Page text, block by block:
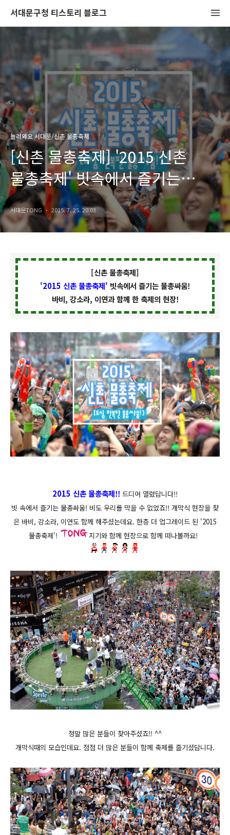
서대문구청 티스토리 블로그
놀러와요 서대문/신촌 물총축제
[신촌 물총축제] '2015 신촌
물총축제' 빗속에서 즐기는
물총싸움! 바비, 강소라, 이연과
함께 한 축제의 현장!
서대문TONG 2015. 7. 25. 20:03
[신촌 물총축제]
'2015 신촌 물총축제' 빗속에서 즐기는 물총싸움!
바비, 강소라, 이연과 함께 한 축제의 현장!
2015 신촌 물총축제!! 드디어 열렸답니다!!
빗 속에서 즐기는 물총싸움! 비도 우리를 막을 수 없었죠!! 개막식 현장을 찾
은 바비, 강소라, 이연도 함께 해주셨는데요. 한층 더 업그레이드 된 '2015
물총축제'!
지기와 함께 현장으로 함께 떠나볼까요!
정말 많은 분들이 찾아주셨죠!! ^^
개막식때의 모습인데요. 점점 더 많은 분들이 함께 축제를 즐기셨답니다.